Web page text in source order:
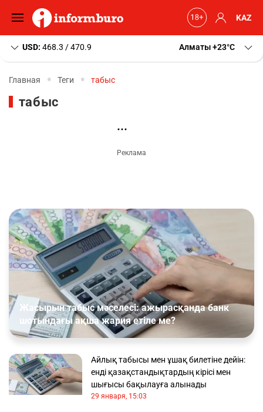
KAZ
USD: 468.3 / 470.9 Алматы+23 C
Главная Теги табыс
табыс
Жасырын табыс мәселесі: ажырасқанда банк
шотындағы ақша жария етіле ме?
Айлық табысы мен ұшақ билетіне дейін:
енді қазақстандықтардың кірісі мен
шығысы бақылауға алынады
29 января, 15:03